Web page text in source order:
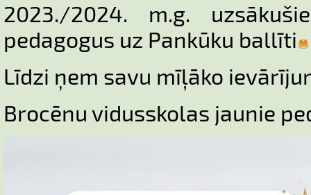
2023./2024. m.g.
pedagogus uz Pankūku ballīti
Līdzi ņem savu mīļāko
Brocēnu vidusskolas jaunie